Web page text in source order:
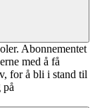
Abonnementet
med å få
for å bli i stand til
på